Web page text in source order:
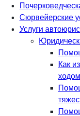
Сюрвейерские
Услуги
Как